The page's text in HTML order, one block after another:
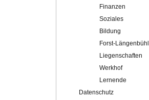
Finanzen
Soziales
Bildung
Forst-Längenbühl
Liegenschaften
Werkhof
Lernende
Datenschutz